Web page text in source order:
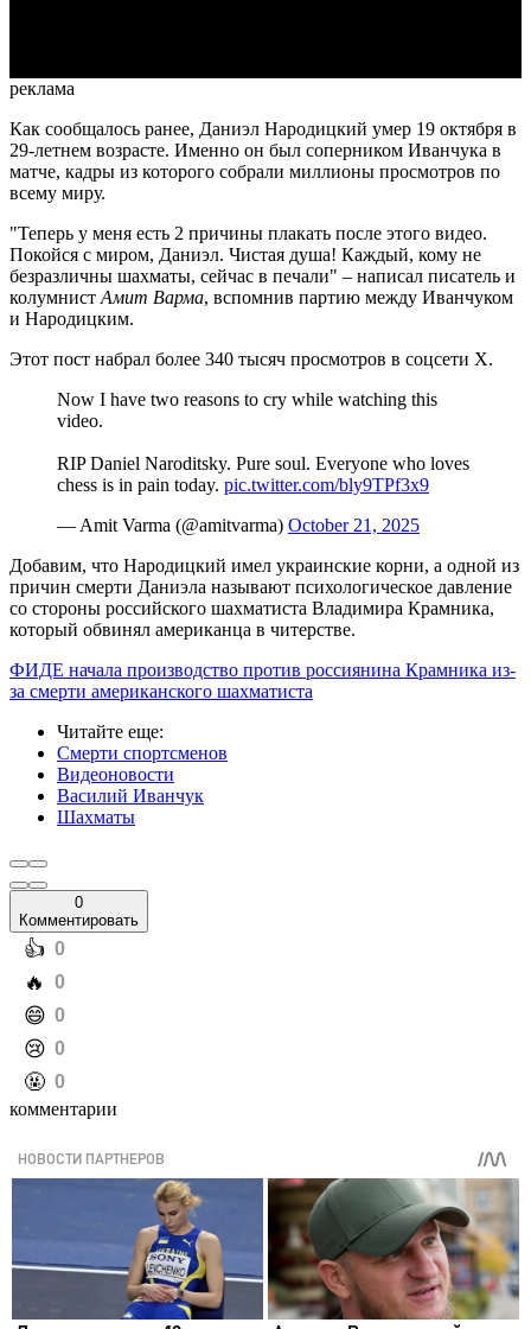
реклама
Как сообщалось ранее, Даниэл Народицкий умер 19 октября в
29-летнем возрасте. Именно он был соперником Иванчука в
матче, кадры из которого собрали миллионы просмотров по
всему миру.
"Теперь у меня есть 2 причины плакать после этого видео.
Покойся с миром, Даниэл. Чистая душа! Каждый, кому не
безразличны шахматы, сейчас в печали" – написал писатель и
колумнистАмит Варма, вспомнив партию между Иванчуком
и Народицким.
Этот пост набрал более 340 тысяч просмотров в соцсети X.
Now I have two reasons to cry while watching this
video.
RIP Daniel Naroditsky. Pure soul. Everyone who loves
chess is in pain today. pic.twitter.com/bly9TPf3x9
— Amit Varma (@amitvarma) October 21, 2025
Добавим, что Народицкий имел украинские корни, а одной из
причин смерти Даниэла называют психологическое давление
со стороны российского шахматиста Владимира Крамника,
который обвинял американца в читерстве.
ФИДЕ начала производство против россиянина Крамника из-
за смерти американского шахматиста
Читайте еще:
Смерти спортсменов
Видеоновости
Василий Иванчук
Шахматы
0
Комментировать
️👍 0
️🔥 0
️😄 0
️😢 0
️🤬 0
комментарии